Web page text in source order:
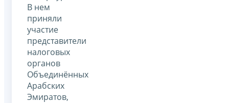
В нем
приняли
участие
представители
налоговых
органов
Объединённых
Арабских
Эмиратов,